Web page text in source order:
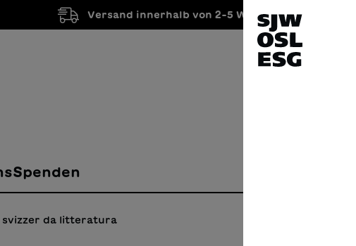
Versand innerhalb von 2-5 Werktagen
Spenden
svizzer da litteratura